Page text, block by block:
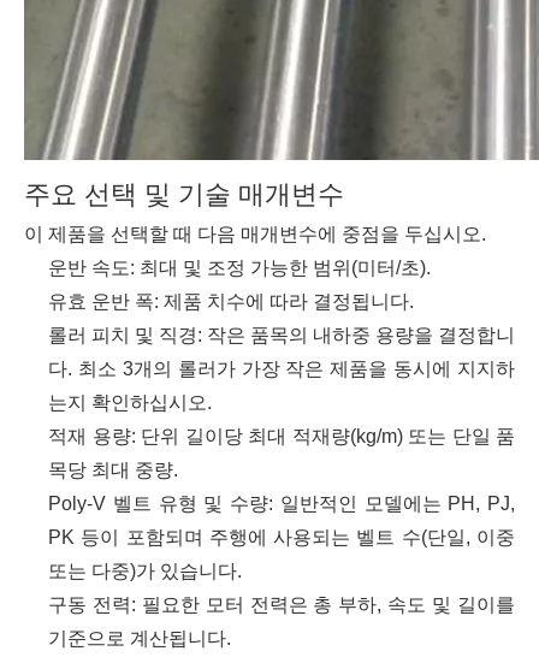
주요 선택 및 기술 매개변수
이 제품을 선택할 때 다음 매개변수에 중점을 두십시오.
운반 속도: 최대 및 조정 가능한 범위(미터/초).
유효 운반 폭: 제품 치수에 따라 결정됩니다.
롤러 피치 및 직경: 작은 품목의 내하중 용량을 결정합니
다. 최소 3개의 롤러가 가장 작은 제품을 동시에 지지하
는지 확인하십시오.
적재 용량: 단위 길이당 최대 적재량(kg/m) 또는 단일 품
목당 최대 중량.
Poly-V 벨트 유형 및 수량: 일반적인 모델에는 PH, PJ,
PK 등이 포함되며 주행에 사용되는 벨트 수(단일, 이중
또는 다중)가 있습니다.
구동 전력: 필요한 모터 전력은 총 부하, 속도 및 길이를
기준으로 계산됩니다.